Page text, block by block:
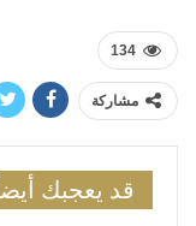
134
مشاركة
قد يعجبك